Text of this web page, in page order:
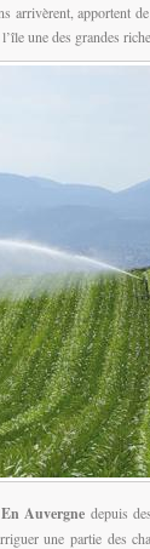
arrivèrent, apportent
une des grandes
En Auvergne depuis
une partie des